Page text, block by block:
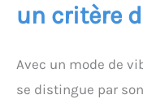
un critère
Avec un mode de
se distingue par